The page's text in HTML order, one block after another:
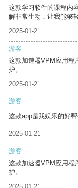
这款学习软件的课程内
解非常生动，让我能够
2025-01-21
游客
这款加速器VPM应用程
护。
2025-01-21
游客
这款app是我娱乐的好
2025-01-21
游客
这款加速器VPM应用程
护。
2025-01-21